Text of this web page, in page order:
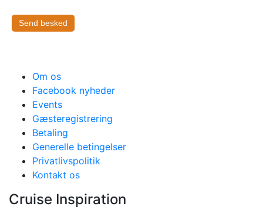
Send besked
Om os
Facebook nyheder
Events
Gæsteregistrering
Betaling
Generelle betingelser
Privatlivspolitik
Kontakt os
Cruise Inspiration